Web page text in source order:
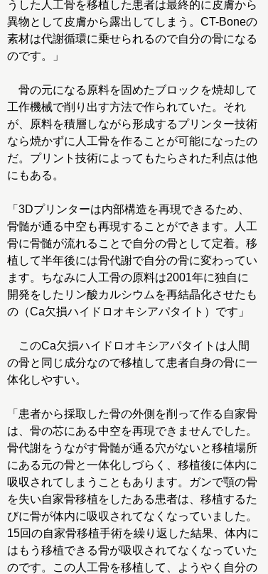
うした人工骨を移植した患者は最終的に皮膚から
異物として皮膚から露出してしまう。CT-Boneの
素材は代謝循環に乗せられるので自分の骨になる
のです。」
骨の元になる原料を固めたブロックを焼却して
工作機械で削り出す方法で作られていた。それ
が、原料を積層しながら形成するプリンター技術
なら焼かずに人工骨を作ることが可能になったの
だ。プリント技術によってもたらされた利点は他
にもある。
「3Dプリンターは内部構造を再現できるため、
骨髄が通る中空も再現することができます。人工
骨に骨髄が流れることで自分の骨として定着。移
植して半年後には骨代謝で自分の骨に変わってい
ます。ちなみに人工骨の原料は2001年に独自に
開発をしたリン酸カルシウムを再結晶化させたも
の（Ca欠損ハイドロオキシアパタイト）です」
このCa欠損ハイドロオキシアパタイトは人間
の骨と同じ成分なので移植して患者自身の骨に一
体化しやすい。
「患者から採取した骨の外側を削って作る自家骨
は、骨の芯にある中空を再現できませんでした。
骨代謝をうながす骨髄が通る穴がないと移植場所
にある元の骨と一体化しづらく、移植後に体内に
吸収されてしまうこともあります。ガンで顎の骨
を失い自家骨移植をしたある患者は、移植するた
びに骨が体内に吸収されてなくなっていました。
15回の自家骨移植手術を繰り返した結果、体内に
はもう移植できる骨が吸収されてなくなっていた
のです。この人工骨を移植して、ようやく自分の